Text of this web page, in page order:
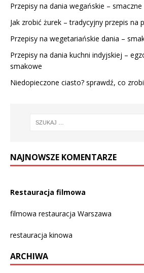
Przepisy na dania wegańskie –
Jak zrobić żurek – tradycyjny przepis na
Przepisy na wegetariańskie dania –
Przepisy na dania kuchni indyjskiej –
smakowe
Niedopieczone ciasto? sprawdź, co
NAJNOWSZE KOMENTARZE
Restauracja filmowa
filmowa restauracja Warszawa
restauracja kinowa
ARCHIWA